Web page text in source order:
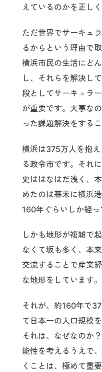
えているのかを正し
ただ世界でサーキュ
るからという理由で
横浜市民の生活にど
し、それらを解決し
段としてサーキュラ
が重要です。大事な
った課題解決をする
横浜は375万人を抱
る政令市です。それ
史ははなはだ浅く、
めたのは幕末に横浜
160年ぐらいしか経っ
しかも地形が複雑で
なくて坂も多く、本
交流することで産業
な地形をしています。
それが、約160年で
て日本一の人口規模
それは、なぜなのか
能性を考えるうえで
くことは、極めて重